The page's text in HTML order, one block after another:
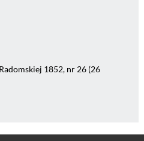
1852, nr 26 (26